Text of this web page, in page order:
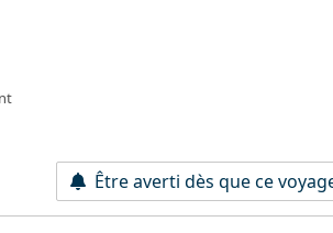
Être averti dès que ce